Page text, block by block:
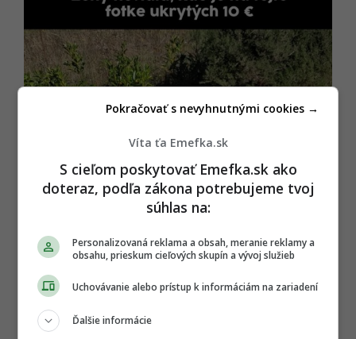
Víta ťa Emefka.sk
S cieľom poskytovať Emefka.sk ako
doteraz, podľa zákona potrebujeme tvoj
súhlas na:
Personalizovaná reklama a obsah, meranie reklamy a
obsahu, prieskum cieľových skupín a vývoj služieb
Uchovávanie alebo prístup k informáciám na zariadení
Ďalšie informácie
Pokračovať s nevyhnutnými cookies →